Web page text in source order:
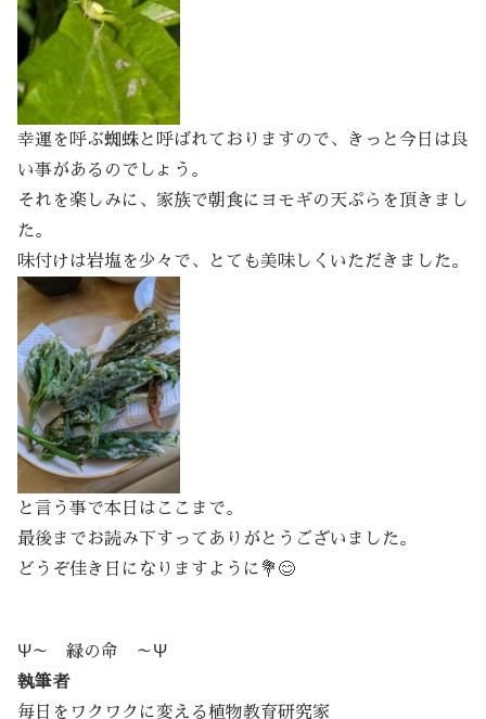
幸運を呼ぶ蜘蛛と呼ばれておりますので、きっと今日は良
い事があるのでしょう。
それを楽しみに、家族で朝食にヨモギの天ぷらを頂きまし
た。
味付けは岩塩を少々で、とても美味しくいただきました。
と言う事で本日はここまで。
最後までお読み下すってありがとうございました。
どうぞ佳き日になりますように💐😊
Ψ～ 緑の命 ～Ψ
執筆者
毎日をワクワクに変える植物教育研究家